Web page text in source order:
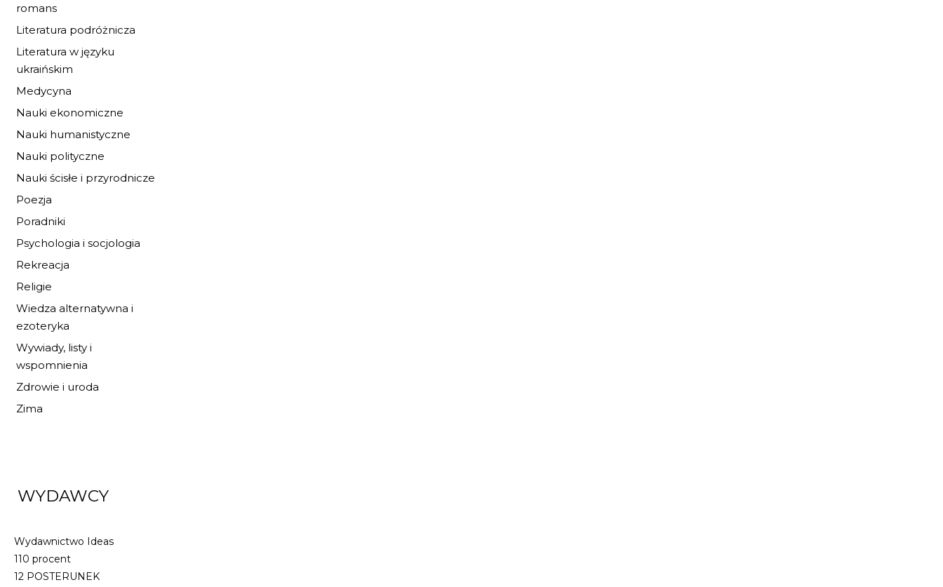
romans
Literatura podróżnicza
Literatura w języku
ukraińskim
Medycyna
Nauki ekonomiczne
Nauki humanistyczne
Nauki polityczne
Nauki ścisłe i przyrodnicze
Poezja
Poradniki
Psychologia i socjologia
Rekreacja
Religie
Wiedza alternatywna i
ezoteryka
Wywiady, listy i
wspomnienia
Zdrowie i uroda
Zima
WYDAWCY
Wydawnictwo Ideas
110 procent
12 POSTERUNEK